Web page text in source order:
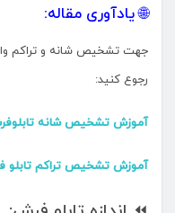
🌐 یادآوری مقاله:
جهت تشخیص شانه و تراکم
رجوع کنید:
آموزش تشخیص شانه
آموزش تشخیص تراکم